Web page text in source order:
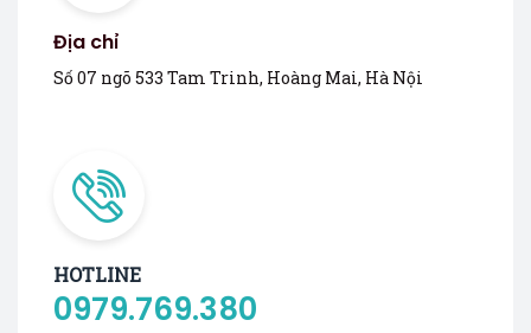
Địa chỉ
Số 07 ngõ 533 Tam Trinh, Hoàng Mai, Hà Nội
HOTLINE
0979.769.380